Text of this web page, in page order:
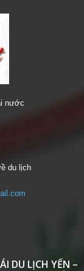
nước
du lịch
DU LỊCH YẾN –